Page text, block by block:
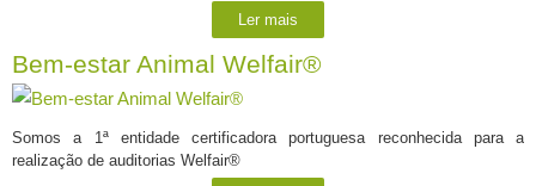
Ler mais
Bem-estar Animal Welfair®
Somos a 1ª entidade certificadora portuguesa reconhecida para a
realização de auditorias Welfair®